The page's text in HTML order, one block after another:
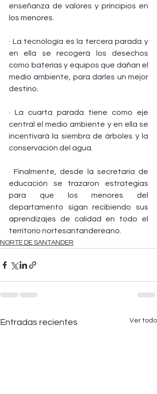
enseñanza de valores y principios en
los menores.
· La tecnología es la tercera parada y
en ella se recogerá los desechos
como baterías y equipos que dañan el
medio ambiente, para darles un mejor
destino.
· La cuarta parada tiene como eje
central el medio ambiente y en ella se
incentivará la siembra de árboles y la
conservación del agua.
· Finalmente, desde la secretaria de
educación se trazaron estrategias
para que los menores del
departamento sigan recibiendo sus
aprendizajes de calidad en todo el
territorio nortesantandereano.
NORTE DE SANTANDER
Entradas recientes Ver todo